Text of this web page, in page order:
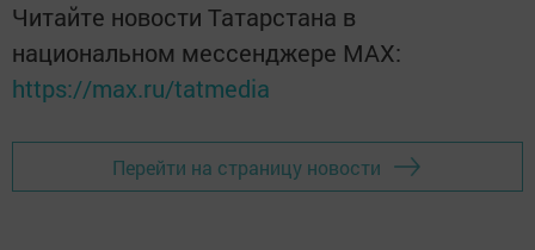
Читайте новости Татарстана в
национальном мессенджере MАХ:
https://max.ru/tatmedia
Перейти на страницу новости